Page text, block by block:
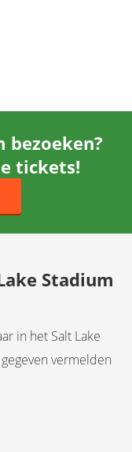
bezoeken?
tickets!
Stadium
in het Salt Lake
vermelden